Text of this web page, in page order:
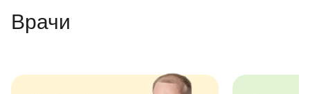
Врачи